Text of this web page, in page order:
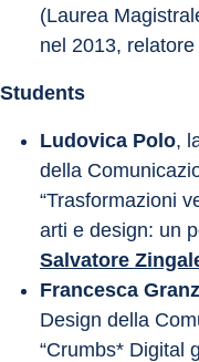
(Laurea
nel 2013,
Students
Ludovica Polo,
della
“Trasformazioni
arti e design: un
Salvatore
Francesca
Design della
“Crumbs* Digital